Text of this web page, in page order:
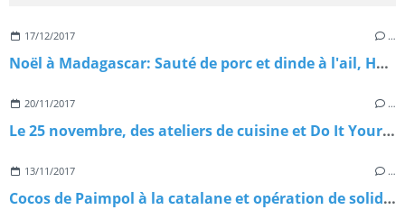
17/12/2017 …
Noël à Madagascar: Sauté de porc et dinde à l'ail, Henakisoa sy Vorotsiloza nahandro gasy
20/11/2017 …
Le 25 novembre, des ateliers de cuisine et Do It Yourself pour un evénement solidaire.
13/11/2017 …
Cocos de Paimpol à la catalane et opération de solidarité avec Madagascar